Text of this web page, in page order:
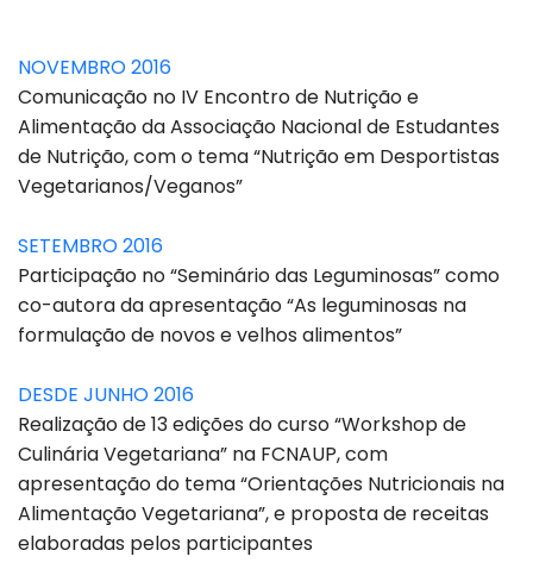
NOVEMBRO 2016
Comunicação no IV Encontro de Nutrição e
Alimentação da Associação Nacional de Estudantes
de Nutrição, com o tema “Nutrição em Desportistas
Vegetarianos/Veganos”
SETEMBRO 2016
Participação no “Seminário das Leguminosas” como
co-autora da apresentação “As leguminosas na
formulação de novos e velhos alimentos”
DESDE JUNHO 2016
Realização de 13 edições do curso “Workshop de
Culinária Vegetariana” na FCNAUP, com
apresentação do tema “Orientações Nutricionais na
Alimentação Vegetariana”, e proposta de receitas
elaboradas pelos participantes